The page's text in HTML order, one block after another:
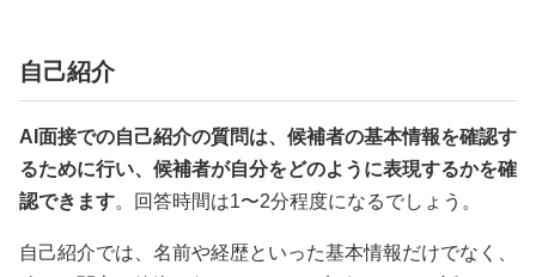
自己紹介
AI面接での自己紹介の質問は、候補者の基本情報を確認す
るために行い、候補者が自分をどのように表現するかを確
認できます。回答時間は1〜2分程度になるでしょう。
自己紹介では、名前や経歴といった基本情報だけでなく、